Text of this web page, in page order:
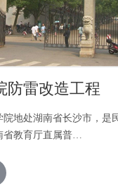
防雷改造工程
地处湖南省长沙市，是
省教育厅直属普…